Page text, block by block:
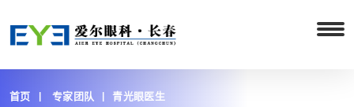
首页 专家团队 青光眼医生